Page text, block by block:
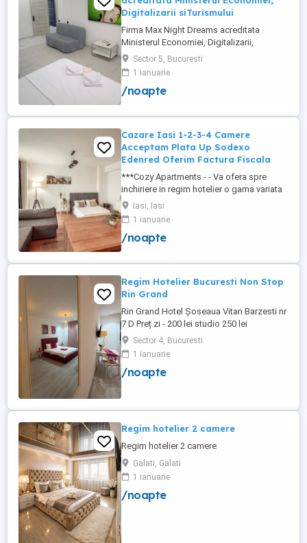
Digitalizarii siTurismului
Firma Max Night Dreams acreditata
Ministerul Economiei, Digitalizarii,
Antreprenoriatului si Turismului închiriază
in regim hotelier in zona Drumul Taberei -
Ghencea diferite tipuri de camere Camera
single cu o suprafață totală de 16mp
cu o suprafață totală de ...
Sector 5, Bucuresti
1 ianuarie
/noapte
Cazare Iasi 1-2-3-4 Camere
Acceptam Plata Up Sodexo
Edenred Oferim Factura Fiscala
***Cozy Apartments - - Va ofera spre
inchiriere in regim hotelier o gama variata
de apartamente si garsoniere situate in
puncte cheie ale orasului doar in
complexe rezidentiale noi: *Zona Palas
Mall - Centru - Complex Lazar Residence;
Residence; *Zona Palas Mall - ...
Iasi, Iasi
1 ianuarie
/noapte
Regim Hotelier Bucuresti Non Stop
Rin Grand
Rin Grand Hotel Șoseaua Vitan Barzesti nr
7 D Preț zi - 200 lei studio 250 lei
apartament
Sector 4, Bucuresti
1 ianuarie
/noapte
Regim hotelier 2 camere
Regim hotelier 2 camere
Galati, Galati
1 ianuarie
/noapte